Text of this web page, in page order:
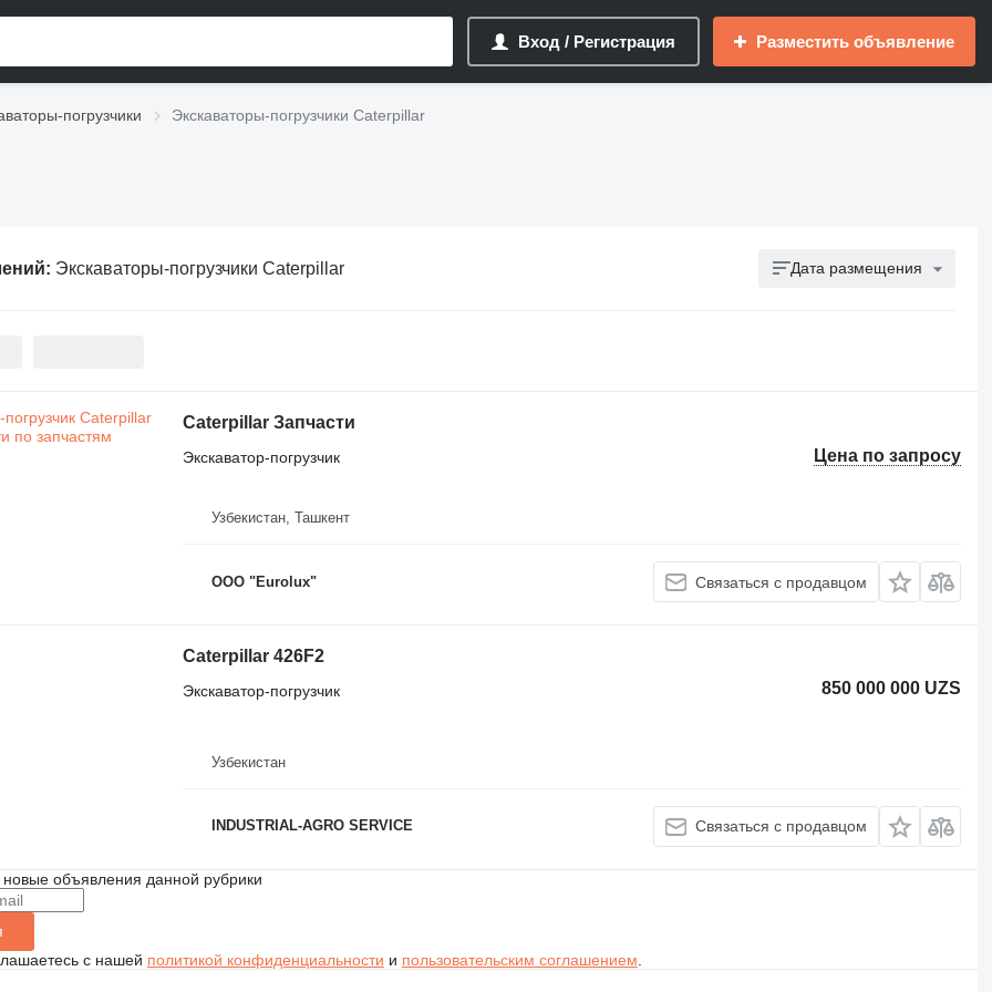
Вход / Регистрация Разместить объявление
погрузчики Экскаваторы-погрузчики Caterpillar
Экскаваторы-погрузчики Caterpillar Дата размещения
Caterpillar Запчасти
Цена по запросу
Экскаватор-погрузчик
Узбекистан, Ташкент
ООО "Eurolux" Связаться с продавцом
Caterpillar 426F2
850 000 000 UZS
Экскаватор-погрузчик
Узбекистан
INDUSTRIAL-AGRO SERVICE Связаться с продавцом
объявления данной рубрики
с нашей политикой конфиденциальности и пользовательским соглашением